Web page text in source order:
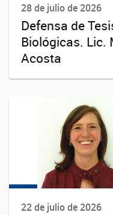
28 de julio de 2026
Defensa de
Biológicas. Lic.
Acosta
22 de julio de 2026